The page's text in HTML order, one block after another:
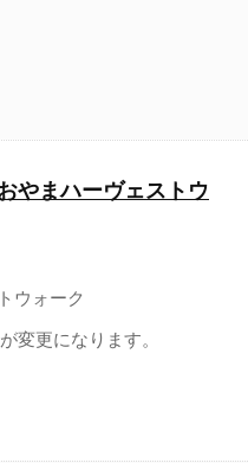
やまハーヴェストウ
ウォーク
変更になります。